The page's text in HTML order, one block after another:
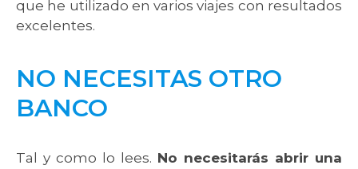
que he utilizado en varios viajes con resultados
excelentes.
NO NECESITAS OTRO
BANCO
Tal y como lo lees. No necesitarás abrir una